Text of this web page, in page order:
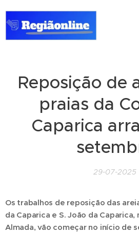
Reposição de
praias da
Caparica
29-07-2025
Os trabalhos de reposição das
da Caparica e S. João da
Almada, vão começar no início de